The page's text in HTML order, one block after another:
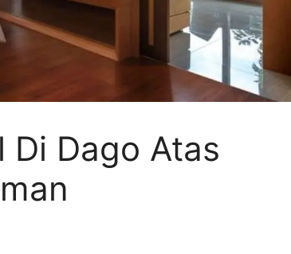
Di Dago Atas